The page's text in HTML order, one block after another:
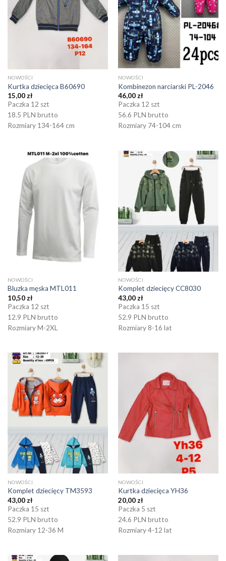
NOWOŚCI
Kurtka dziecięca B60690
15,00 zł
Paczka 12 szt
18.5 PLN brutto
Rozmiary 134-164 cm
NOWOŚCI
Kombinezon narciarski PL-2046
46,00 zł
Paczka 12 szt
56.6 PLN brutto
Rozmiary 74-104 cm
NOWOŚCI
Bluzka męska MTL011
10,50 zł
Paczka 12 szt
12.9 PLN brutto
Rozmiary M-2XL
NOWOŚCI
Komplet dziecięcy CC8030
43,00 zł
Paczka 15 szt
52.9 PLN brutto
Rozmiary 8-16 lat
NOWOŚCI
Komplet dziecięcy TM3593
43,00 zł
Paczka 15 szt
52.9 PLN brutto
Rozmiary 12-36 M
NOWOŚCI
Kurtka dziecięca YH36
20,00 zł
Paczka 5 szt
24.6 PLN brutto
Rozmiary 4-12 lat